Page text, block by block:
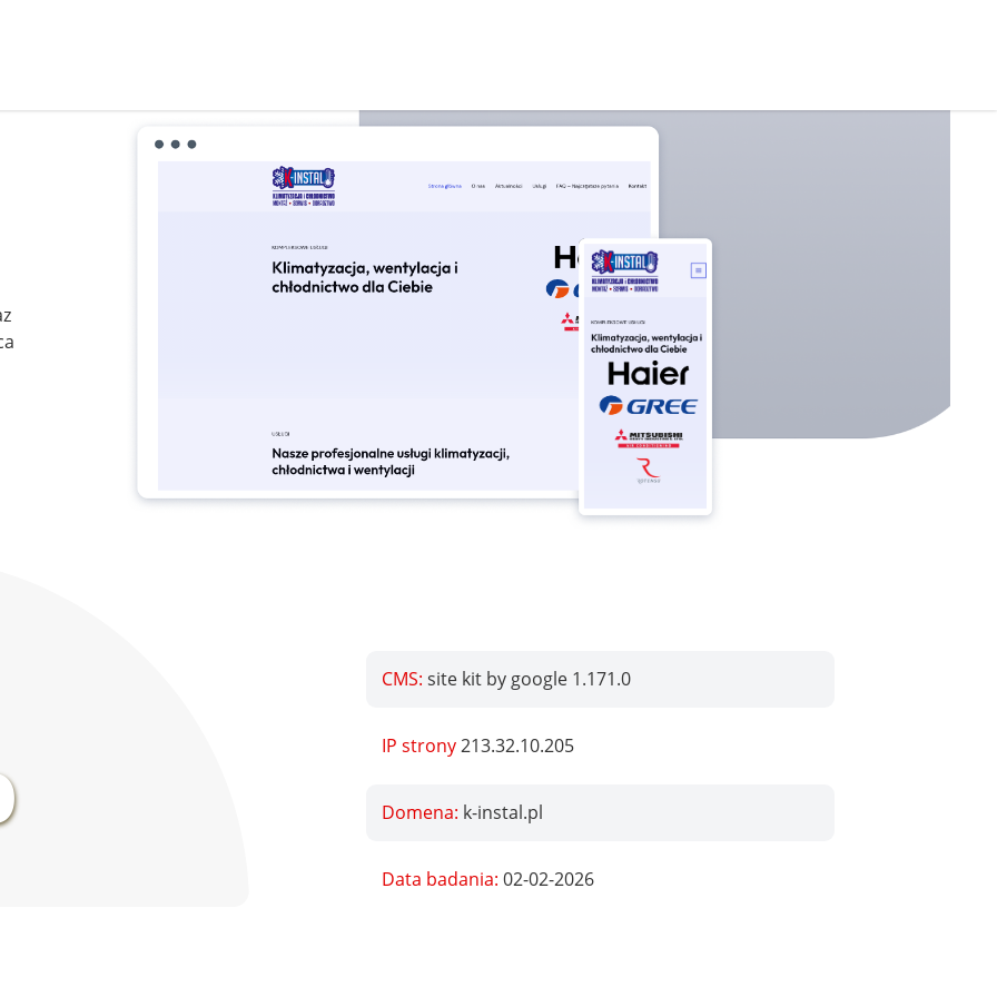
CMS: site kit by google 1.171.0
IP strony213.32.10.205
Domena: k-instal.pl
Data badania: 02-02-2026